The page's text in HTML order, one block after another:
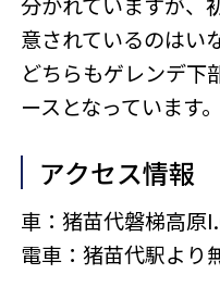
意されているのはい
どちらもゲレンデ下
ースとなっています。
アクセス情報
車：猪苗代磐梯高原
電車：猪苗代駅より